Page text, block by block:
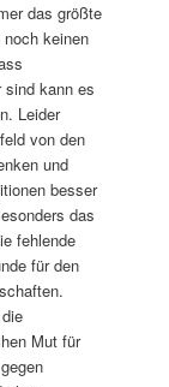
das größte
keinen
sind kann es
Leider
von den
und
besser
das
fehlende
für den
Mut für